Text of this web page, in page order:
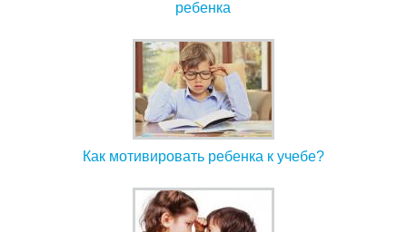
ребенка
Как мотивировать ребенка к учебе?